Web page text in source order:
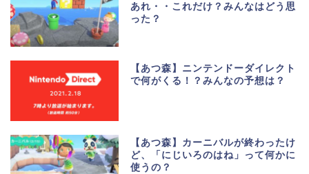
あれ・・これだけ？みんなはどう思
った？
【あつ森】ニンテンドーダイレクト
で何がくる！？みんなの予想は？
【あつ森】カーニバルが終わったけ
ど、「にじいろのはね」って何かに
使うの？